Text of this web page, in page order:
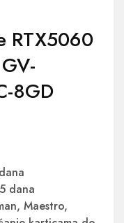
RTX5060
8GD
dana
Maestro,